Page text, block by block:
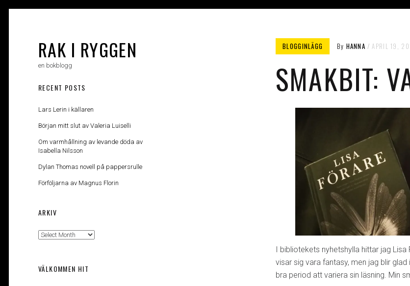
RAK I RYGGEN
en bokblogg
BLOGGINLÄGG By HANNA APRIL 19,
SMAKBIT:
I bibliotekets nyhetshylla hittar jag
visar sig vara fantasy, men jag blir glad
bra period att variera sin läsning. Min
RECENT POSTS
Lars Lerin i källaren
Början mitt slut av Valeria Luiselli
Om varmhållning av levande döda av
Isabella Nilsson
Dylan Thomas novell på pappersrulle
Förföljarna av Magnus Florin
ARKIV
Arkiv
VÄLKOMMEN HIT